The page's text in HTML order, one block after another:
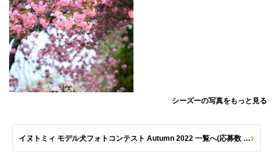
シーズーの写真をもっと見る
イヌトミィ モデル犬フォトコンテスト Autumn 2022 一覧へ(応募数 212枚)